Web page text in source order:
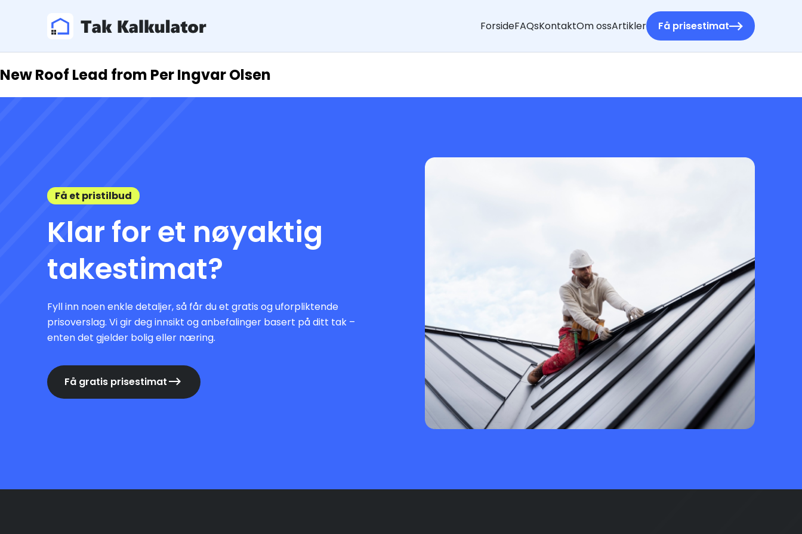
ForsideFAQsKontaktOm ossArtikler Få prisestimat
New Roof Lead from Per Ingvar Olsen
Få et pristilbud
Klar for et nøyaktig
takestimat?
Fyll inn noen enkle detaljer, så får du et gratis og uforpliktende
prisoverslag. Vi gir deg innsikt og anbefalinger basert på ditt tak –
enten det gjelder bolig eller næring.
Få gratis prisestimat